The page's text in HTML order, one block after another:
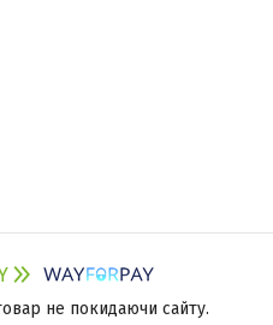
не покидаючи сайту.